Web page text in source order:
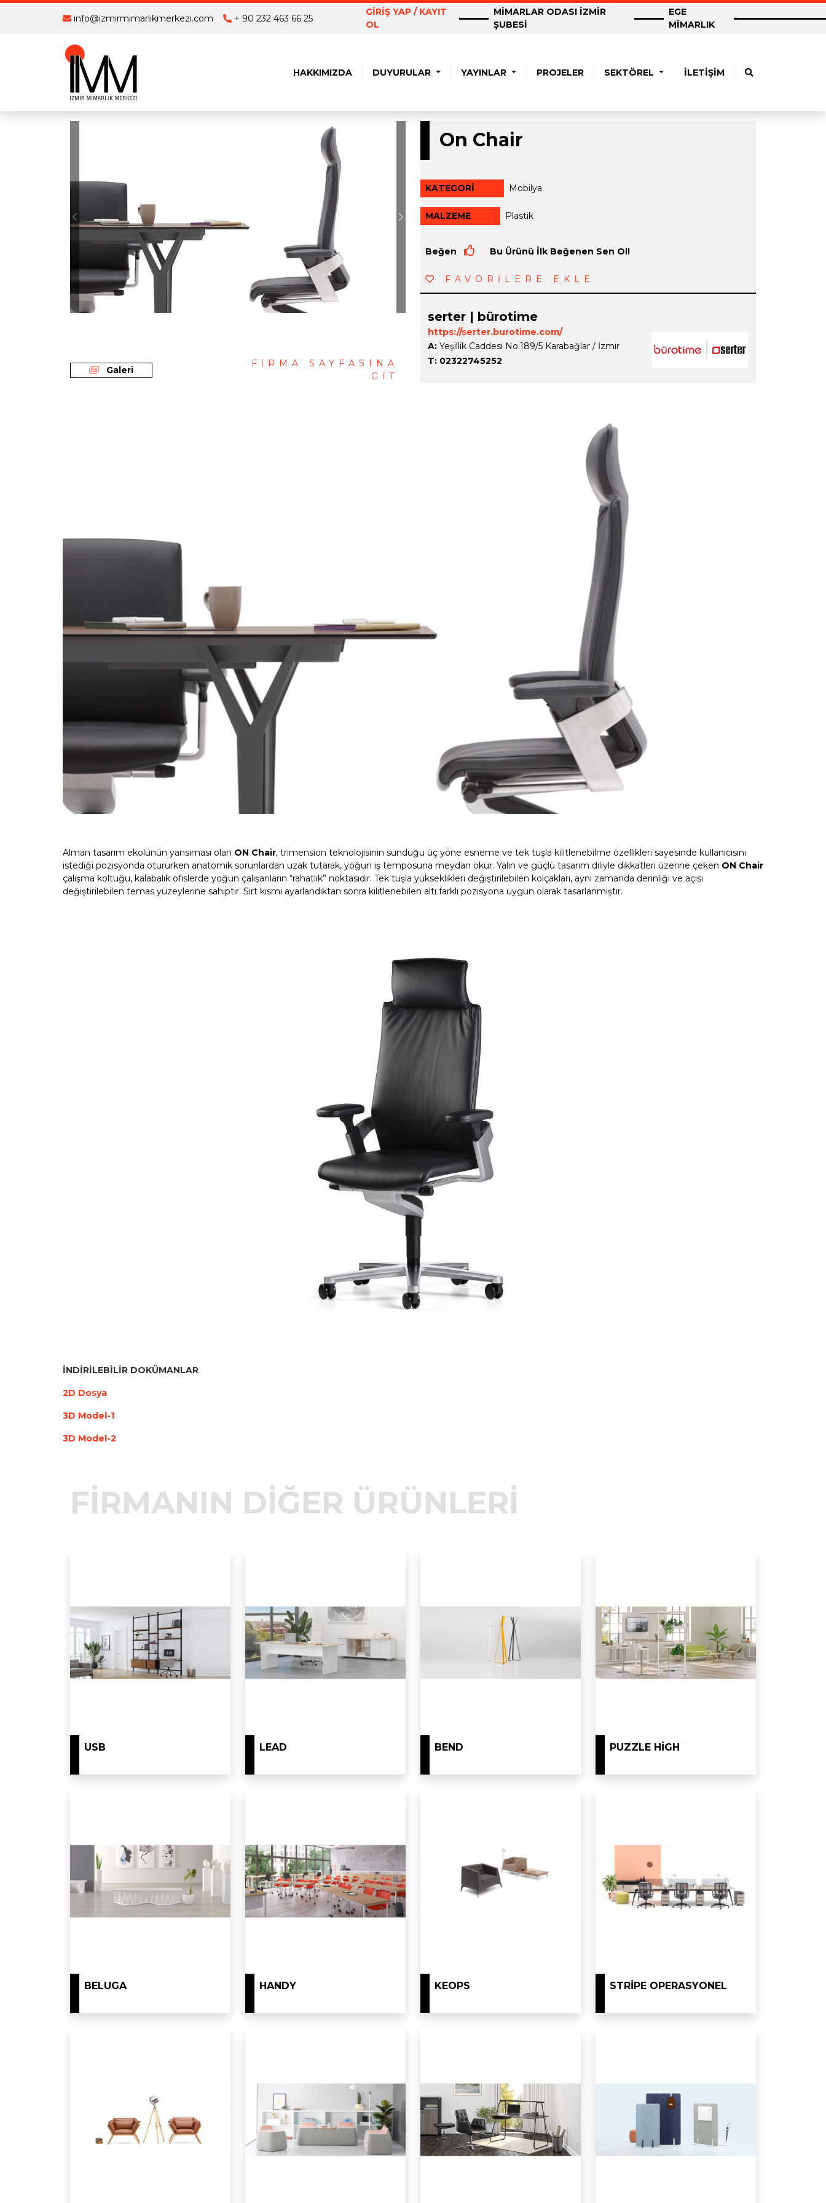
info@izmirmimarlikmerkezi.com + 90 232 463 66 25
GİRİŞ YAP / KAYIT
OL
MİMARLAR ODASI İZMİR
ŞUBESİ
EGE
MİMARLIK
HAKKIMIZDA DUYURULAR YAYINLAR PROJELER SEKTÖREL İLETİŞİM
Previous Next
Galeri
FİRMA SAYFASINA
GİT
On Chair
KATEGORİ Mobilya
MALZEME Plastik
Beğen Bu Ürünü İlk Beğenen Sen Ol!
FAVORİLERE EKLE
serter | bürotime
https://serter.burotime.com/
A: Yeşillik Caddesi No:189/5 Karabağlar / İzmir
T: 02322745252
Alman tasarım ekolünün yansıması olan ON Chair, trimension teknolojisinin sunduğu üç yöne esneme ve tek tuşla kilitlenebilme özellikleri sayesinde kullanıcısını
istediği pozisyonda otururken anatomik sorunlardan uzak tutarak, yoğun iş temposuna meydan okur. Yalın ve güçlü tasarım diliyle dikkatleri üzerine çeken ON Chair
çalışma koltuğu, kalabalık ofislerde yoğun çalışanların “rahatlık” noktasıdır. Tek tuşla yükseklikleri değiştirilebilen kolçakları, aynı zamanda derinliği ve açısı
değiştirilebilen temas yüzeylerine sahiptir. Sırt kısmı ayarlandıktan sonra kilitlenebilen altı farklı pozisyona uygun olarak tasarlanmıştır.
İNDİRİLEBİLİR DOKÜMANLAR
2D Dosya
3D Model-1
3D Model-2
FİRMANIN DİĞER ÜRÜNLERİ
USB LEAD BEND PUZZLE HIGH
BELUGA HANDY KEOPS STRIPE OPERASYONEL